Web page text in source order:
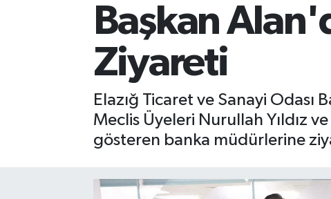
Başkan
Ziyareti
Elazığ Ticaret ve Sanayi Odası
Meclis Üyeleri Nurullah Yıldız
gösteren banka müdürlerine
EKONOMİ
Tüm Manşetler
Son Dakika Haberleri
Haber Arşivi